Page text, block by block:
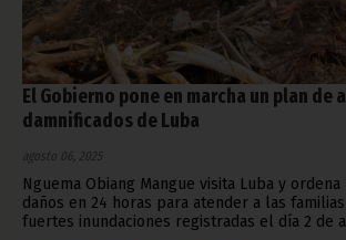
El Gobierno pone en marcha un plan de
damnificados de Luba
agosto 06, 2025
Nguema Obiang Mangue visita Luba y
daños en 24 horas para atender a las
fuertes inundaciones registradas el día 2 de